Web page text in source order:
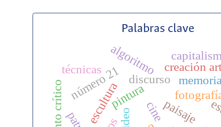
Palabras clave
paisaje
video
esculturapintura
discurso
algoritmo creación
número 21
cine
técnicas